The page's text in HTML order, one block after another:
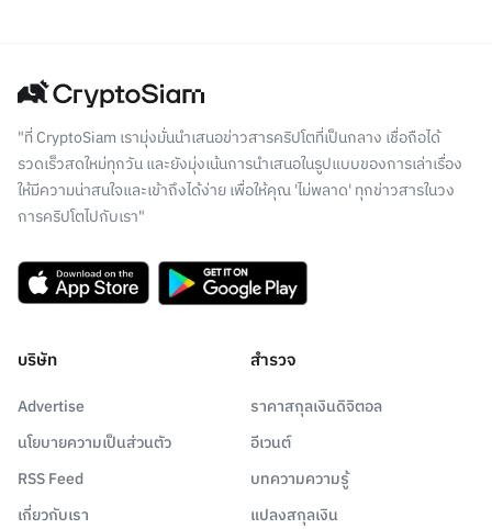
"ที่ CryptoSiam เรามุ่งมั่นนำเสนอข่าวสารคริปโตที่เป็นกลาง เชื่อถือได้
รวดเร็วสดใหม่ทุกวัน และยังมุ่งเน้นการนำเสนอในรูปแบบของการเล่าเรื่อง
ให้มีความน่าสนใจและเข้าถึงได้ง่าย เพื่อให้คุณ 'ไม่พลาด' ทุกข่าวสารในวง
การคริปโตไปกับเรา"
บริษัท
Advertise
นโยบายความเป็นส่วนตัว
RSS Feed
เกี่ยวกับเรา
สำรวจ
ราคาสกุลเงินดิจิตอล
อีเวนต์
บทความความรู้
แปลงสกุลเงิน